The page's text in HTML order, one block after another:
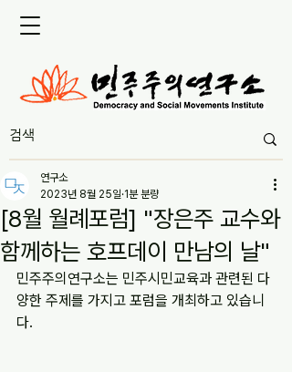
[8월 월례포럼] "장은주 교수와
함께하는 호프데이 만남의 날"
연구소
2023년 8월 25일 1분 분량
민주주의연구소는 민주시민교육과 관련된 다
양한 주제를 가지고 포럼을 개최하고 있습니
다.